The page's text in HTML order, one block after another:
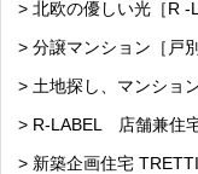
> 北欧の優しい光［R -
> 分譲マンション［戸
> 土地探し、マンショ
> R-LABEL 店舗兼住
> 新築企画住宅